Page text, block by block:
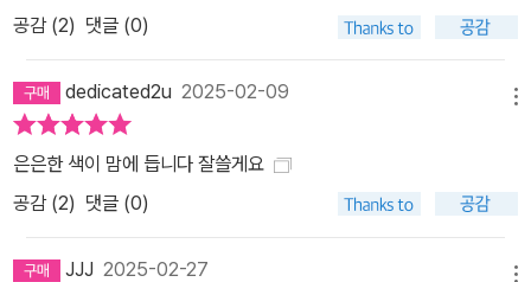
공감 (2) 댓글 (0)
dedicated2u 2025-02-09
은은한 색이 맘에 듭니다 잘쓸게요
공감 (2) 댓글 (0)
JJJ 2025-02-27